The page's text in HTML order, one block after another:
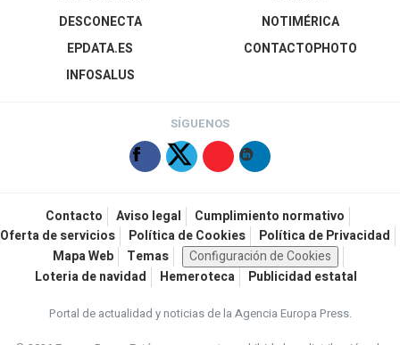
DESCONECTA
EPDATA.ES
INFOSALUS
NOTIMÉRICA
CONTACTOPHOTO
SÍGUENOS
Contacto Aviso legal
Cumplimiento normativo
Oferta de servicios
Política de Cookies
Política de Privacidad
Mapa Web
Temas
Configuración de Cookies
Loteria de navidad
Hemeroteca Publicidad estatal
Portal de actualidad y noticias de la Agencia Europa Press.